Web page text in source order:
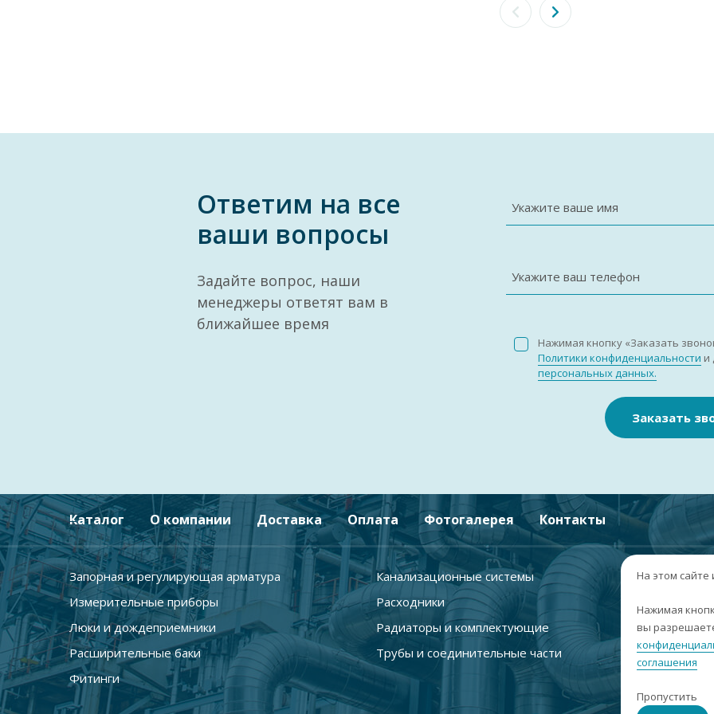
Ответим на все
ваши вопросы
Задайте вопрос, наши
менеджеры ответят вам в
ближайшее время
Укажите ваше имя
Укажите ваш телефон
Нажимая кнопку «Заказать
Политики конфиденциальности и
персональных данных.
Заказать
Каталог О компании Доставка Оплата Фотогалерея Контакты
Запорная и регулирующая арматура
Канализационные системы
Измерительные приборы
Расходники
Люки и дождеприемники
Радиаторы и комплектующие
Расширительные баки
Трубы и соединительные части
Фитинги
На этом сайте
Нажимая
вы
соглашения
Пропустить